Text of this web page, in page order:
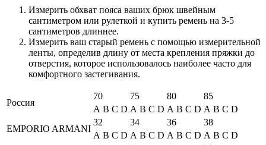
Измерить обхват пояса ваших брюк швейным
сантиметром или рулеткой и купить ремень на 3-5
сантиметров длиннее.
Измерить ваш старый ремень с помощью измерительной
ленты, определив длину от места крепления пряжки до
отверстия, которое использовалось наиболее часто для
комфортного застегивания.
Россия
70 75 80
85
A B C D A B C D A B C D A B C D
EMPORIO ARMANI
32 34 36
38
A B C D A B C D A B C D A B C D